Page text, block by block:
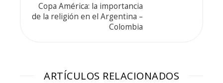
Copa América: la importancia
de la religión en el Argentina –
Colombia
ARTÍCULOS RELACIONADOS